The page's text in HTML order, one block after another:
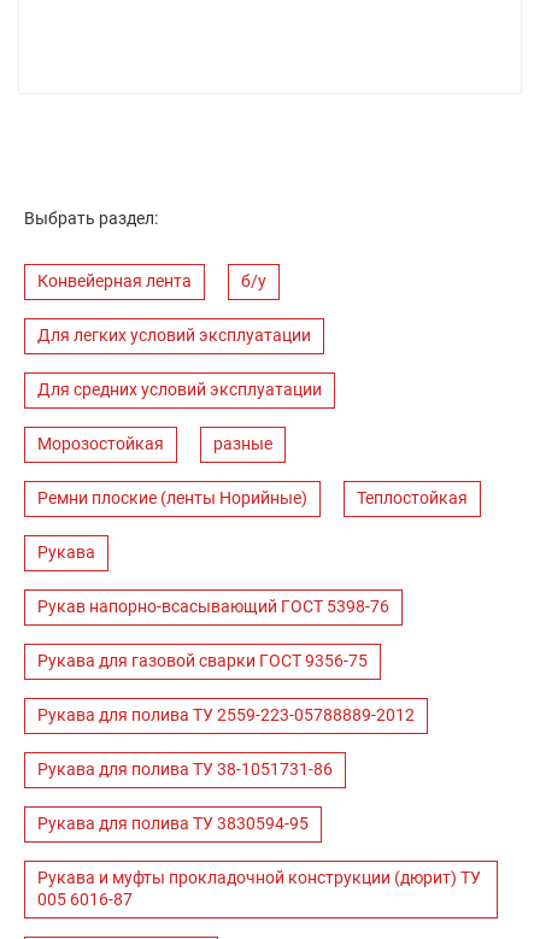
Выбрать раздел:
Конвейерная лента б/у
Для легких условий эксплуатации
Для средних условий эксплуатации
Морозостойкая разные
Ремни плоские (ленты Норийные) Теплостойкая
Рукава
Рукав напорно-всасывающий ГОСТ 5398-76
Рукава для газовой сварки ГОСТ 9356-75
Рукава для полива ТУ 2559-223-05788889-2012
Рукава для полива ТУ 38-1051731-86
Рукава для полива ТУ 3830594-95
Рукава и муфты прокладочной конструкции (дюрит) ТУ
005 6016-87